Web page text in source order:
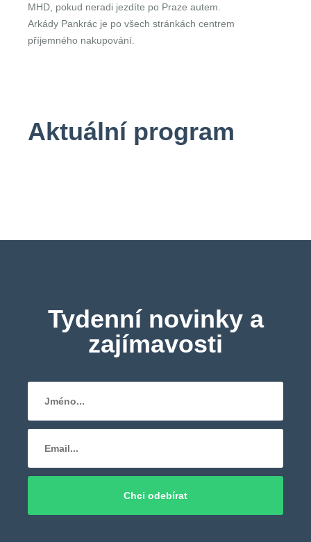
MHD, pokud neradi jezdíte po Praze autem.
Arkády Pankrác je po všech stránkách centrem
příjemného nakupování.
Aktuální program
Tydenní novinky a
zajímavosti